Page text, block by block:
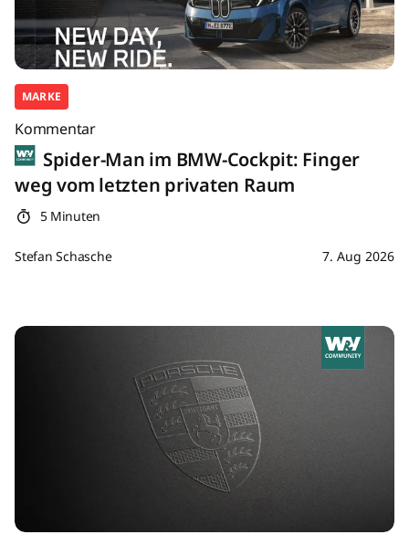
MARKE
Kommentar
Spider-Man im BMW-Cockpit: Finger
weg vom letzten privaten Raum
5 Minuten
Stefan Schasche 7. Aug 2026